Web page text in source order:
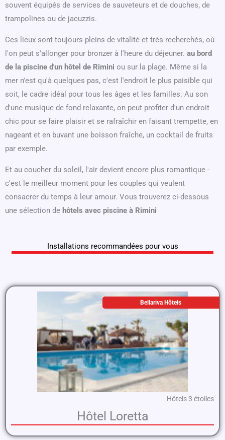
souvent équipés de services de sauveteurs et de douches, de
trampolines ou de jacuzzis.
Ces lieux sont toujours pleins de vitalité et très recherchés, où
l'on peut s'allonger pour bronzer à l'heure du déjeuner. au bord
de la piscine d'un hôtel de Rimini ou sur la plage. Même si la
mer n'est qu'à quelques pas, c'est l'endroit le plus paisible qui
soit, le cadre idéal pour tous les âges et les familles. Au son
d'une musique de fond relaxante, on peut profiter d'un endroit
chic pour se faire plaisir et se rafraîchir en faisant trempette, en
nageant et en buvant une boisson fraîche, un cocktail de fruits
par exemple.
Et au coucher du soleil, l'air devient encore plus romantique -
c'est le meilleur moment pour les couples qui veulent
consacrer du temps à leur amour. Vous trouverez ci-dessous
une sélection de hôtels avec piscine à Rimini
Installations recommandées pour vous
Bellariva Hôtels
Hôtels 3 étoiles
Hôtel Loretta